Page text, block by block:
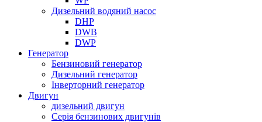
Дизельний водяний насос
DHP
DWB
DWP
Генератор
Бензиновий генератор
Дизельний генератор
Інверторний генератор
Двигун
дизельний двигун
Серія бензинових двигунів